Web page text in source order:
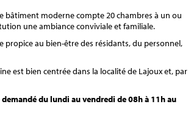
bâtiment moderne compte 20 chambres à un ou
une ambiance conviviale et familiale.
propice au bien-être des résidants, du personnel,
est bien centrée dans la localité de Lajoux et, par
du lundi au vendredi de 08h à 11h au